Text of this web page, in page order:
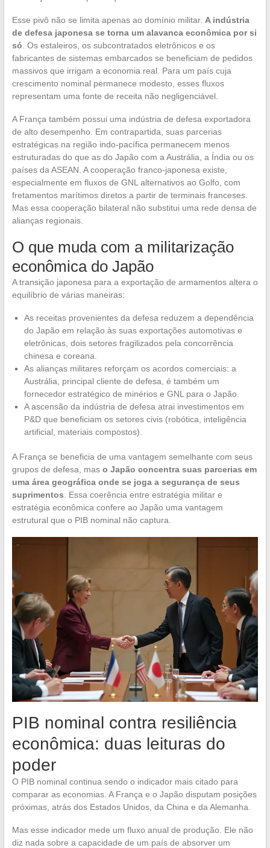
Esse pivô não se limita apenas ao domínio militar. A indústria
de defesa japonesa se torna um alavanca econômica por si
só. Os estaleiros, os subcontratados eletrônicos e os
fabricantes de sistemas embarcados se beneficiam de pedidos
massivos que irrigam a economia real. Para um país cuja
crescimento nominal permanece modesto, esses fluxos
representam uma fonte de receita não negligenciável.
A França também possui uma indústria de defesa exportadora
de alto desempenho. Em contrapartida, suas parcerias
estratégicas na região indo-pacífica permanecem menos
estruturadas do que as do Japão com a Austrália, a Índia ou os
países da ASEAN. A cooperação franco-japonesa existe,
especialmente em fluxos de GNL alternativos ao Golfo, com
fretamentos marítimos diretos a partir de terminais franceses.
Mas essa cooperação bilateral não substitui uma rede densa de
alianças regionais.
O que muda com a militarização
econômica do Japão
A transição japonesa para a exportação de armamentos altera o
equilíbrio de várias maneiras:
As receitas provenientes da defesa reduzem a dependência
do Japão em relação às suas exportações automotivas e
eletrônicas, dois setores fragilizados pela concorrência
chinesa e coreana.
As alianças militares reforçam os acordos comerciais: a
Austrália, principal cliente de defesa, é também um
fornecedor estratégico de minérios e GNL para o Japão.
A ascensão da indústria de defesa atrai investimentos em
P&D que beneficiam os setores civis (robótica, inteligência
artificial, materiais compostos).
A França se beneficia de uma vantagem semelhante com seus
grupos de defesa, mas o Japão concentra suas parcerias em
uma área geográfica onde se joga a segurança de seus
suprimentos. Essa coerência entre estratégia militar e
estratégia econômica confere ao Japão uma vantagem
estrutural que o PIB nominal não captura.
PIB nominal contra resiliência
econômica: duas leituras do
poder
O PIB nominal continua sendo o indicador mais citado para
comparar as economias. A França e o Japão disputam posições
próximas, atrás dos Estados Unidos, da China e da Alemanha.
Mas esse indicador mede um fluxo anual de produção. Ele não
diz nada sobre a capacidade de um país de absorver um